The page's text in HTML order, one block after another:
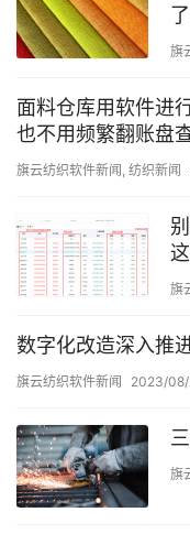
旗
面料仓库用软件进
也不用频繁翻账盘
旗云纺织软件新闻 , 纺织新闻
旗
数字化改造深入推
旗云纺织软件新闻 2023/08/
旗